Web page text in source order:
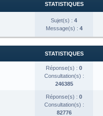
STATISTIQUES
Sujet(s) : 4
Message(s) : 4
STATISTIQUES
Réponse(s) : 0
Consultation(s) :
246385
Réponse(s) : 0
Consultation(s) :
82776